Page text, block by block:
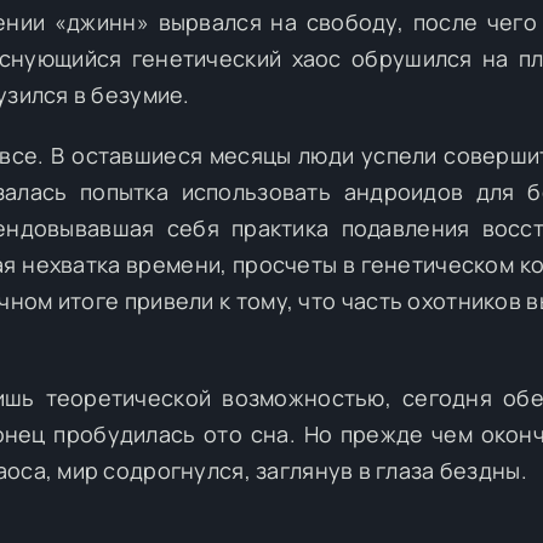
«джинн» вырвался на свободу, после
генетический хаос обрушился на
в безумие.
В оставшиеся месяцы люди успели
попытка использовать андроидов для
себя практика подавления
нехватка времени, просчеты в генетическом
итоге привели к тому, что часть охотников
теоретической возможностью, сегодня
пробудилась ото сна. Но прежде чем
мир содрогнулся, заглянув в глаза бездны.